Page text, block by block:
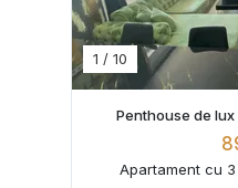
1 / 10
Penthouse de
Apartament cu